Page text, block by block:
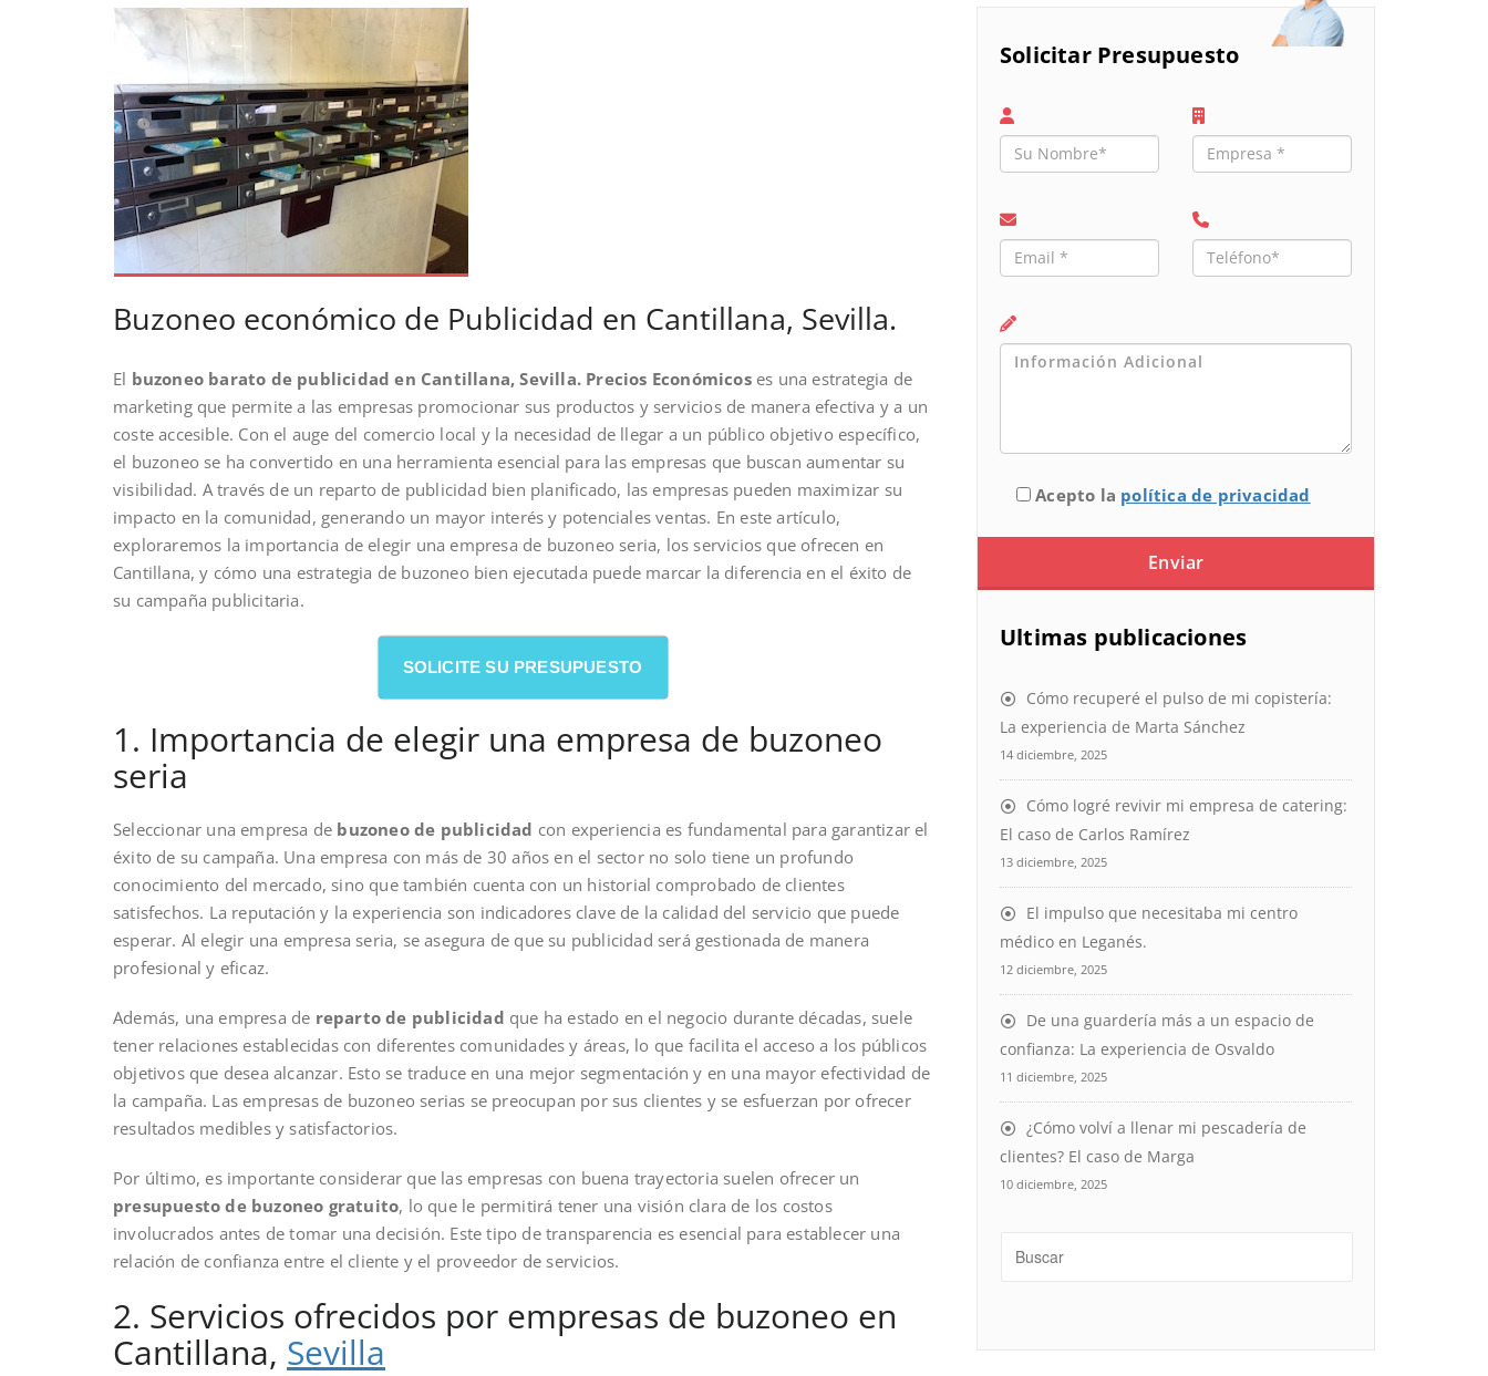
Buzoneo económico de Publicidad en Cantillana, Sevilla.
El buzoneo barato de publicidad en Cantillana, Sevilla. Precios Económicoses una estrategia de
marketing que permite a las empresas promocionar sus productos y servicios de manera efectiva y a un
coste accesible. Con el auge del comercio local y la necesidad de llegar a un público objetivo específico,
el buzoneo se ha convertido en una herramienta esencial para las empresas que buscan aumentar su
visibilidad. A través de un reparto de publicidad bien planificado, las empresas pueden maximizar su
impacto en la comunidad, generando un mayor interés y potenciales ventas. En este artículo,
exploraremos la importancia de elegir una empresa de buzoneo seria, los servicios que ofrecen en
Cantillana, y cómo una estrategia de buzoneo bien ejecutada puede marcar la diferencia en el éxito de
su campaña publicitaria.
SOLICITE SU PRESUPUESTO
1. Importancia de elegir una empresa de buzoneo
seria
Seleccionar una empresa de buzoneo de publicidad con experiencia es fundamental para garantizar el
éxito de su campaña. Una empresa con más de 30 años en el sector no solo tiene un profundo
conocimiento del mercado, sino que también cuenta con un historial comprobado de clientes
satisfechos. La reputación y la experiencia son indicadores clave de la calidad del servicio que puede
esperar. Al elegir una empresa seria, se asegura de que su publicidad será gestionada de manera
profesional y eficaz.
Además, una empresa de reparto de publicidad que ha estado en el negocio durante décadas, suele
tener relaciones establecidas con diferentes comunidades y áreas, lo que facilita el acceso a los públicos
objetivos que desea alcanzar. Esto se traduce en una mejor segmentación y en una mayor efectividad de
la campaña. Las empresas de buzoneo serias se preocupan por sus clientes y se esfuerzan por ofrecer
resultados medibles y satisfactorios.
Por último, es importante considerar que las empresas con buena trayectoria suelen ofrecer un
presupuesto de buzoneo gratuito, lo que le permitirá tener una visión clara de los costos
involucrados antes de tomar una decisión. Este tipo de transparencia es esencial para establecer una
relación de confianza entre el cliente y el proveedor de servicios.
2. Servicios ofrecidos por empresas de buzoneo en
Cantillana, Sevilla
Solicitar Presupuesto
Acepto la política de privacidad
Ultimas publicaciones
Cómo recuperé el pulso de mi copistería:
La experiencia de Marta Sánchez
14 diciembre, 2025
Cómo logré revivir mi empresa de catering:
El caso de Carlos Ramírez
13 diciembre, 2025
El impulso que necesitaba mi centro
médico en Leganés.
12 diciembre, 2025
De una guardería más a un espacio de
confianza: La experiencia de Osvaldo
11 diciembre, 2025
¿Cómo volví a llenar mi pescadería de
clientes? El caso de Marga
10 diciembre, 2025